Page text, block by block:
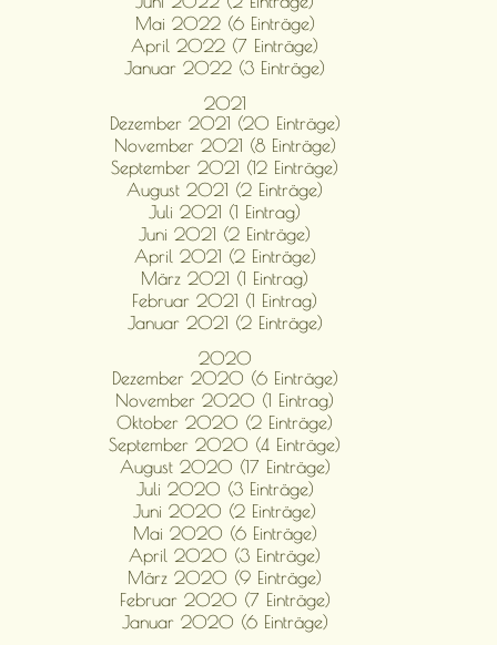
Mai 2022 (6 Einträge)
April 2022 (7 Einträge)
Januar 2022 (3 Einträge)
2021
Dezember 2021 (20 Einträge)
November 2021 (8 Einträge)
September 2021 (12 Einträge)
August 2021 (2 Einträge)
Juli 2021 (1 Eintrag)
Juni 2021 (2 Einträge)
April 2021 (2 Einträge)
März 2021 (1 Eintrag)
Februar 2021 (1 Eintrag)
Januar 2021 (2 Einträge)
2020
Dezember 2020 (6 Einträge)
November 2020 (1 Eintrag)
Oktober 2020 (2 Einträge)
September 2020 (4 Einträge)
August 2020 (17 Einträge)
Juli 2020 (3 Einträge)
Juni 2020 (2 Einträge)
Mai 2020 (6 Einträge)
April 2020 (3 Einträge)
März 2020 (9 Einträge)
Februar 2020 (7 Einträge)
Januar 2020 (6 Einträge)